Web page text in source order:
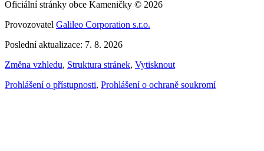
Oficiální stránky obce Kameničky © 2026
Provozovatel Galileo Corporation s.r.o.
Poslední aktualizace: 7. 8. 2026
Změna vzhledu, Struktura stránek, Vytisknout
Prohlášení o přístupnosti, Prohlášení o ochraně soukromí